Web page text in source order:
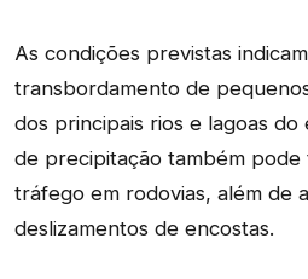
As condições previstas
transbordamento de
dos principais rios e lagoas do
de precipitação também
tráfego em rodovias, além de
deslizamentos de encostas.